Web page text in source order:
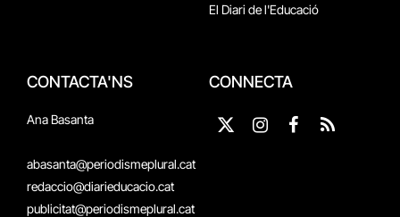
El Diari de l'Educació
CONTACTA'NS
Ana Basanta
abasanta@periodismeplural.cat
redaccio@diarieducacio.cat
publicitat@periodismeplural.cat
CONNECTA
X
Instagram
Facebook
RSS